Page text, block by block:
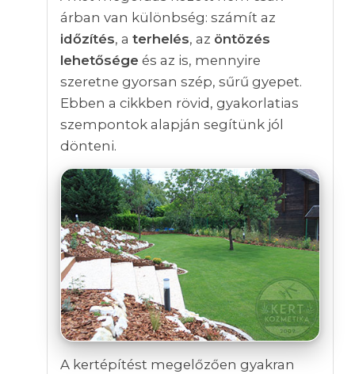
árban van különbség: számít az
időzítés, a terhelés, az öntözés
lehetősége és az is, mennyire
szeretne gyorsan szép, sűrű gyepet.
Ebben a cikkben rövid, gyakorlatias
szempontok alapján segítünk jól
dönteni.
A kertépítést megelőzően gyakran